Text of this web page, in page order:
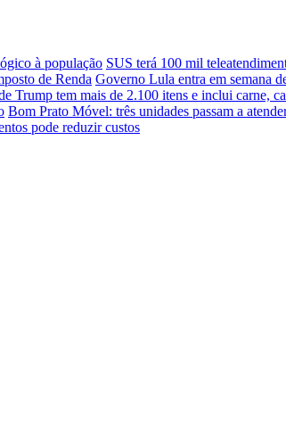
à população SUS terá 100 mil
de Renda Governo Lula entra em semana
Trump tem mais de 2.100 itens e inclui carne,
Bom Prato Móvel: três unidades passam a
pode reduzir custos